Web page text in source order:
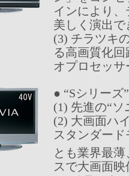
インにより
美しく演出で
(3) チラツキ
る高画質化
オプロセッ
● “Sシリーズ
(1) 先進の“
(2) 大画面ハ
スタンダー
とも業界最
スで大画面